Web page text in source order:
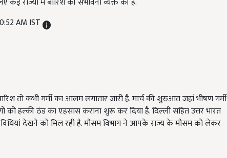
AM IST
तो कभी गर्मी का आलम लगातार जारी है. मार्च की शुरुआत जहां भीषण गर्मी
को हल्की ठंड का एहसास कराना शुरू कर दिया है. दिल्ली सहित उत्तर भारत
देखने को मिल रही है. मौसम विभाग ने आपके राज्य के मौसम को लेकर